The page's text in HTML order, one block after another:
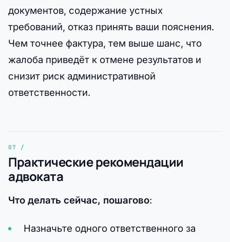
документов, содержание устных
требований, отказ принять ваши пояснения.
Чем точнее фактура, тем выше шанс, что
жалоба приведёт к отмене результатов и
снизит риск административной
ответственности.
Практические рекомендации
адвоката
Что делать сейчас, пошагово:
Назначьте одного ответственного за